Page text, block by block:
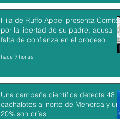
Hija de Ruffo Appel presenta Comité
por la libertad de su padre; acusa
falta de confianza en el proceso
hace 9 horas
Una campaña científica detecta 48
cachalotes al norte de Menorca y un
20% son crías